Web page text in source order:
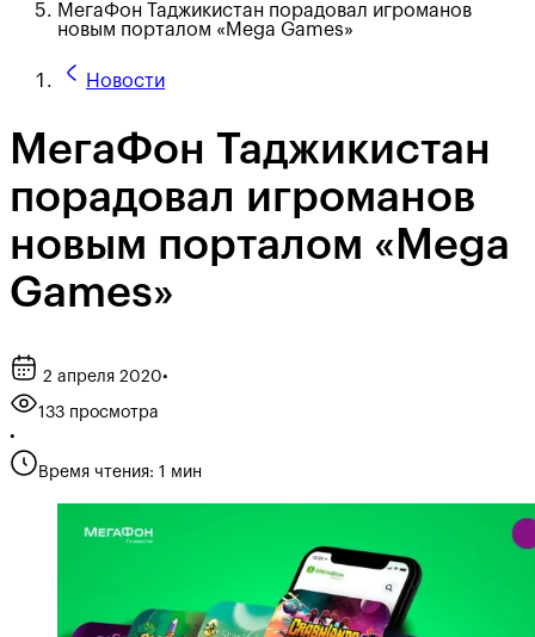
МегаФон Таджикистан порадовал игроманов
новым порталом «Mega Games»
Новости
МегаФон Таджикистан
порадовал игроманов
новым порталом «Mega
Games»
2 апреля 2020•
133 просмотра
•
Время чтения: 1 мин